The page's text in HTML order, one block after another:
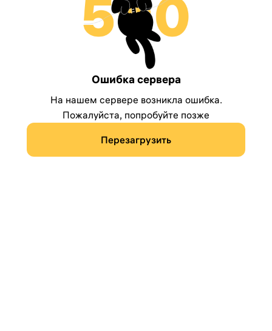
Ошибка сервера
На нашем сервере возникла ошибка.
Пожалуйста, попробуйте позже
Перезагрузить